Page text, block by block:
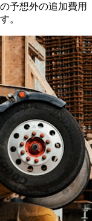
予想外の追加費用
。